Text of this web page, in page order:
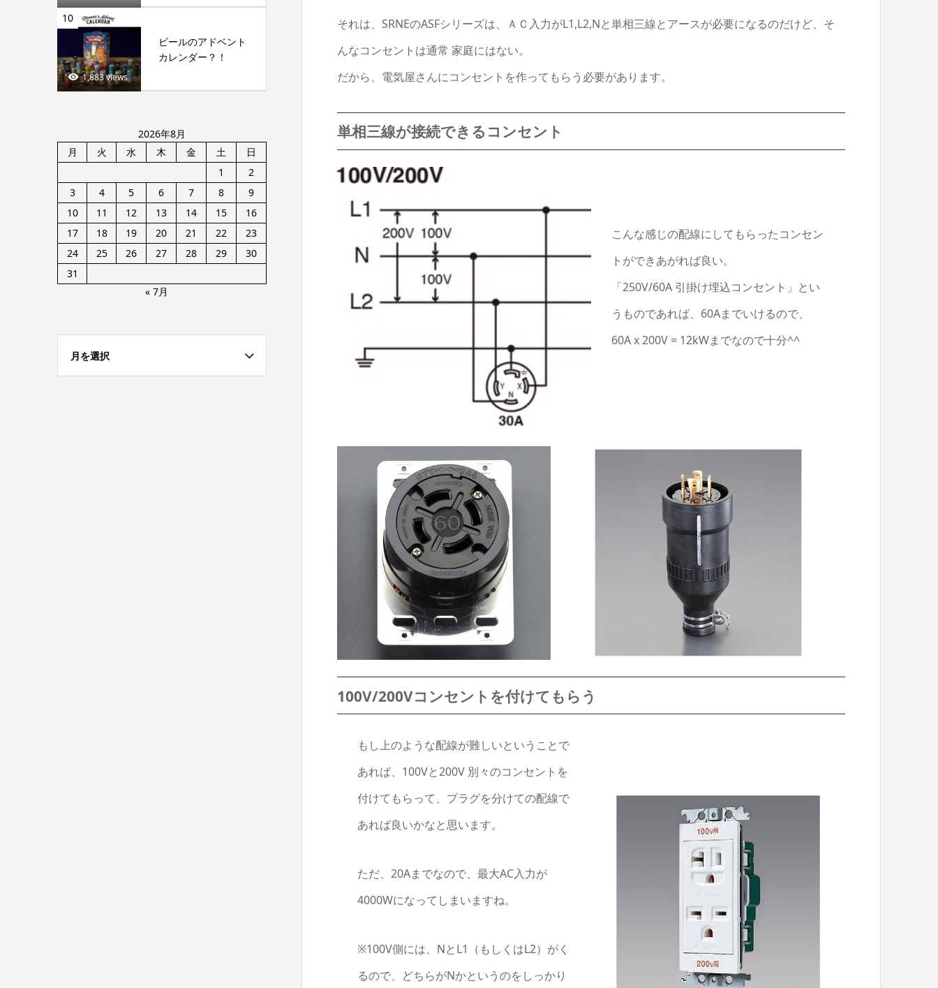
それは、SRNEのASFシリーズは、ＡＣ入力がL1,L2,Nと単相三線とアースが必要になるのだけど、そ
んなコンセントは通常 家庭にはない。
だから、電気屋さんにコンセントを作ってもらう必要があります。
単相三線が接続できるコンセント
こんな感じの配線にしてもらったコンセン
トができあがれば良い。
「250V/60A 引掛け埋込コンセント」とい
うものであれば、60Aまでいけるので、
60A x 200V = 12kWまでなので十分^^
100V/200Vコンセントを付けてもらう
もし上のような配線が難しいということで
あれば、100Vと200V 別々のコンセントを
付けてもらって、プラグを分けての配線で
あれば良いかなと思います。
ただ、20Aまでなので、最大AC入力が
4000Wになってしまいますね。
※100V側には、NとL1（もしくはL2）がく
るので、どちらがNかというのをしっかり
10
1,883 views
ビールのアドベント
カレンダー？！
2026年8月
月
火 水 木 金 土
日
1
2
3
4 5 6 7 8
9
10
11 12 13 14 15
16
17
18 19 20 21 22
23
24
25 26 27 28 29
30
31
« 7月
月を選択